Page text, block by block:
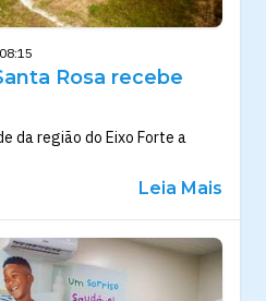
Rosa recebe
da região do Eixo Forte a
Leia Mais